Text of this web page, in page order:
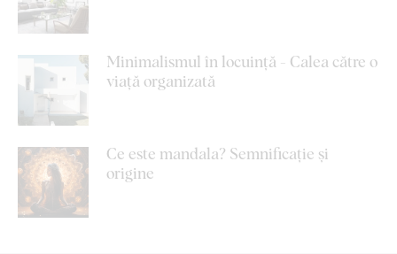
Minimalismul în locuință - Calea către o
viață organizată
Ce este mandala? Semnificație și
origine